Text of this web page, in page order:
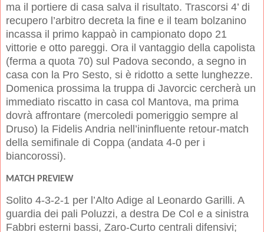
ma il portiere di casa salva il risultato. Trascorsi 4’ di
recupero l’arbitro decreta la fine e il team bolzanino
incassa il primo kappaò in campionato dopo 21
vittorie e otto pareggi. Ora il vantaggio della capolista
(ferma a quota 70) sul Padova secondo, a segno in
casa con la Pro Sesto, si è ridotto a sette lunghezze.
Domenica prossima la truppa di Javorcic cercherà un
immediato riscatto in casa col Mantova, ma prima
dovrà affrontare (mercoledi pomeriggio sempre al
Druso) la Fidelis Andria nell’ininfluente retour-match
della semifinale di Coppa (andata 4-0 per i
biancorossi).
MATCH PREVIEW
Solito 4-3-2-1 per l’Alto Adige al Leonardo Garilli. A
guardia dei pali Poluzzi, a destra De Col e a sinistra
Fabbri esterni bassi, Zaro-Curto centrali difensivi;